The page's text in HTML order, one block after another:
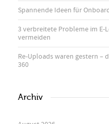
Spannende Ideen für
3 verbreitete Probleme im E-
vermeiden
Re-Uploads waren gestern –
360
Archiv